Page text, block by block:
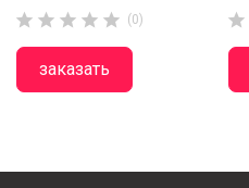
     (0)
заказать
